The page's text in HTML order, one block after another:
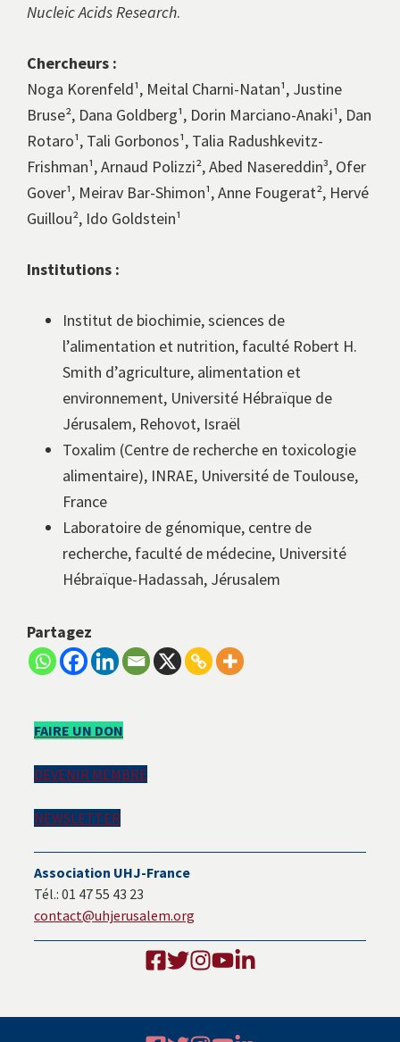
Nucleic Acids Research.
Chercheurs :
Noga Korenfeld¹, Meital Charni-Natan¹, Justine
Bruse², Dana Goldberg¹, Dorin Marciano-Anaki¹, Dan
Rotaro¹, Tali Gorbonos¹, Talia Radushkevitz-
Frishman¹, Arnaud Polizzi², Abed Nasereddin³, Ofer
Gover¹, Meirav Bar-Shimon¹, Anne Fougerat², Hervé
Guillou², Ido Goldstein¹
Institutions :
Institut de biochimie, sciences de
l’alimentation et nutrition, faculté Robert H.
Smith d’agriculture, alimentation et
environnement, Université Hébraïque de
Jérusalem, Rehovot, Israël
Toxalim (Centre de recherche en toxicologie
alimentaire), INRAE, Université de Toulouse,
France
Laboratoire de génomique, centre de
recherche, faculté de médecine, Université
Hébraïque-Hadassah, Jérusalem
Partagez
Barre
principale
FAIRE UN DON
DEVENIR MEMBRE
NEWSLETTER
Association UHJ-France
Tél.: 01 47 55 43 23
contact@uhjerusalem.org